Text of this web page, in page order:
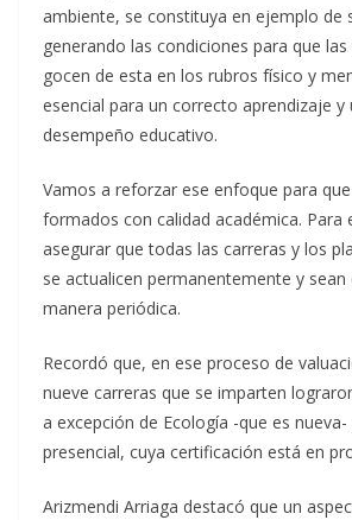
ambiente, se constituya en ejemplo de
generando las condiciones para que
gocen de esta en los rubros físico y
esencial para un correcto aprendizaje y
desempeño educativo.
Vamos a reforzar ese enfoque para
formados con calidad académica. Para
asegurar que todas las carreras y los
se actualicen permanentemente y sean
manera periódica.
Recordó que, en ese proceso de
nueve carreras que se imparten
a excepción de Ecología -que es
presencial, cuya certificación está en
Arizmendi Arriaga destacó que un